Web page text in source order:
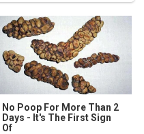
No Poop For More Than 2
Days - It's The First Sign
Of